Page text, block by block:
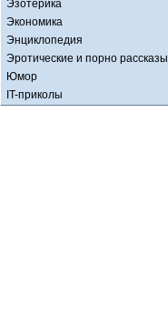
Эзотерика
Экономика
Энциклопедия
Эротические и порно рассказы
Юмор
IT-приколы